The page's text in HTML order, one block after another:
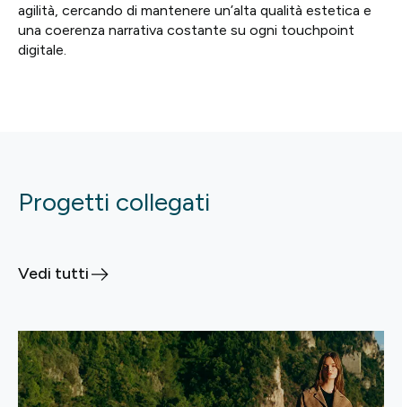
agilità, cercando di mantenere un’alta qualità estetica e
una coerenza narrativa costante su ogni touchpoint
digitale.
Progetti collegati
Vedi tutti